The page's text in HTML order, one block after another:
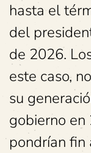
hasta el
del
de 2026.
este caso,
su
gobierno en
pondrían